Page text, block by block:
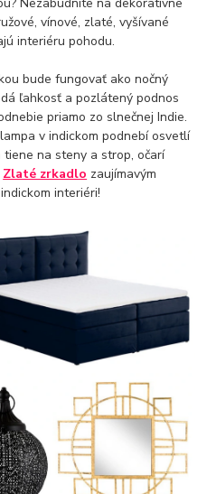
vínové, zlaté, vyšívané
interiéru pohodu.
bude fungovať ako nočný
ľahkosť a pozlátený podnos
priamo zo slnečnej Indie.
v indickom podnebí osvetlí
na steny a strop, očarí
Zlaté zrkadlo zaujímavým
interiéri!